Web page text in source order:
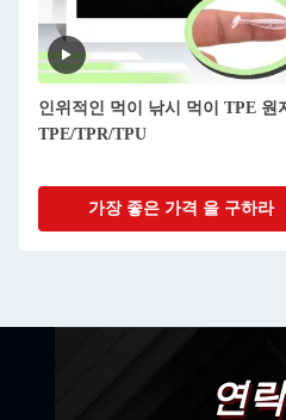
인위적인 먹이 낚시 먹이 TPE 원
TPE/TPR/TPU
가장 좋은 가격 을 구하라
연